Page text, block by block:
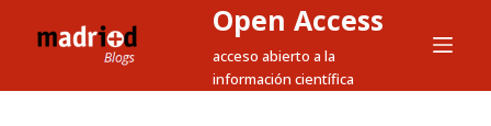
Open Access
acceso abierto a la
información científica